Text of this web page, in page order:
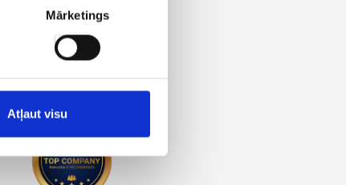
Mārketings
Atļaut visu
Contacts
Vašingtono a. 1, Vilnius
info@aero.lv